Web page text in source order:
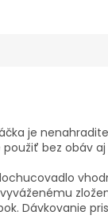
je
bez obáv aj
Dávkovanie